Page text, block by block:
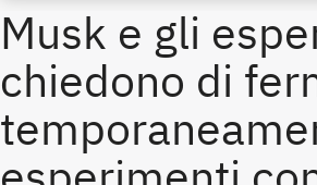
Musk e gli
chiedono di